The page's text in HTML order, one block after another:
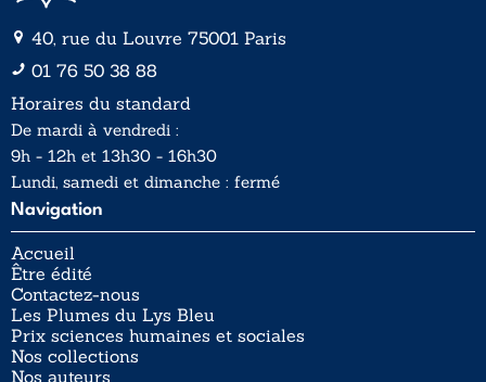
40, rue du Louvre 75001 Paris
01 76 50 38 88
Horaires du standard
De mardi à vendredi :
9h - 12h et 13h30 - 16h30
Lundi, samedi et dimanche : fermé
Navigation
Accueil
Être édité
Contactez-nous
Les Plumes du Lys Bleu
Prix sciences humaines et sociales
Nos collections
Nos auteurs